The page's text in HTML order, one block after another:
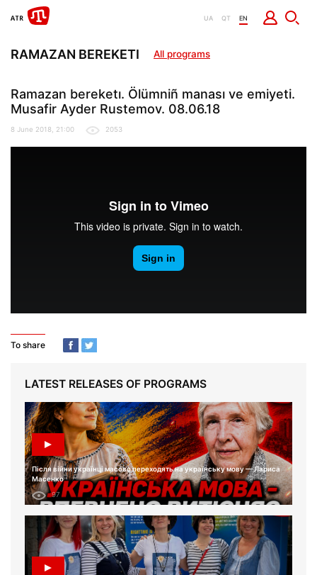
UA QT EN
RAMAZAN BEREKETI All programs
Ramazan bereketı. Ölümniñ manası ve emiyeti.
Musafir Ayder Rustemov. 08.06.18
8 June 2018, 21:00 2053
To share
LATEST RELEASES OF PROGRAMS
Після війни українці масово переходять на українську мову — Лариса
Масенко
97